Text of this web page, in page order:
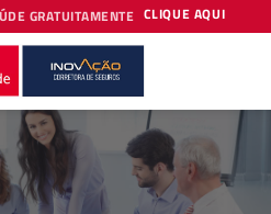
GRATUITAMENTE CLIQUE AQUI